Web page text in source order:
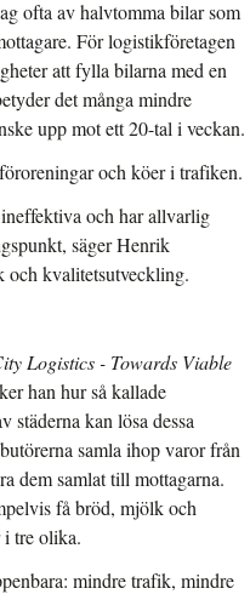
ofta av halvtomma bilar som
För logistikföretagen
att fylla bilarna med en
det många mindre
upp mot ett 20-tal i veckan.
och köer i trafiken.
och har allvarlig
säger Henrik
och kvalitetsutveckling.
Logistics - Towards Viable
han hur så kallade
städerna kan lösa dessa
samla ihop varor från
dem samlat till mottagarna.
få bröd, mjölk och
i tre olika.
mindre trafik, mindre